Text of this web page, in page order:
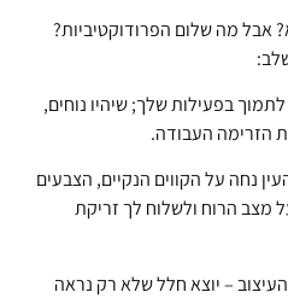
אבל מה שלום הפרודוקטיביות?
לתמוך בפעילות שלך; שיהיו נוחים,
הזרימה העבודה.
נחה על הקווים הנקיים, הצבעים
מצב הרוח ולשלוח לך זריקת
– יוצא חלל שלא רק נראה